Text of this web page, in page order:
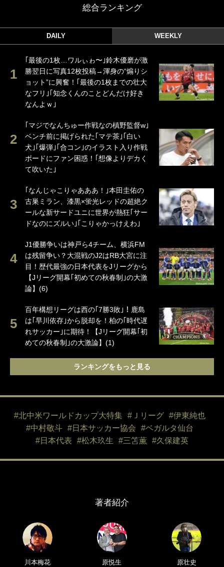
総合ランキング
DAILY WEEKLY
｢最後の1枚…ワルぃゎ〜｣鈴木優磨が激
勝翌日に写真12枚投稿→渾身の“煽りシ
ョット”に興奮！｢最後の1枚までの壮大
なフリ｣｢知念くんのことどんだけ好き
なんよｗ｣
｢マジでなんちゅー作戦なの槙野監督w｣
ベンチ前に掲げられた｢マテ茶｣｢白い
犬｣｢爆弾｣｢合コン｣のイラスト入り作戦
ボードにファン困惑！｢想像よりデカく
て吹いた｣
｢なんじゃこりゃあああ！｣本田圭佑の
古巣ミラン、漆黒×蛍光レッドの超絶ク
ールな新サードユニに世界が熱狂｢サー
ドなのにズルい｣｢こりゃかっけえわ｣
J1優勝争いは神戸ら4チーム、横浜FM
は残留争い？大混戦のJ2はRB大宮に注
目！歴代最強の日本代表をJリーグから
【Jリーグ開幕｢初めての秋春制｣の大激
論】(6)
百年構想リーグは西の｢7勝3敗｣！鹿島
は｢早川依存｣から脱却を！柏の｢時代遅
れサッカー｣に期待！【Jリーグ開幕｢初
めての秋春制｣の大激論】(1)
ランキングをもっと見る
#北中米ワールドカップ大特集 #Ｊリーグ
#伊東純也
#中村敬斗
#日本サッカー協会
#ベガルタ仙台
#日本代表
#松木玖生 #三笘薫 #久保建英
著者紹介
川本梅花 原悦生 原壮史